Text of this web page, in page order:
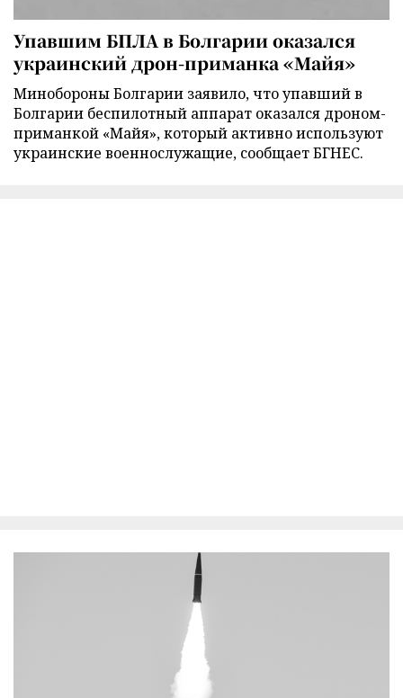
Упавшим БПЛА в Болгарии оказался
украинский дрон-приманка «Майя»
Минобороны Болгарии заявило, что упавший в
Болгарии беспилотный аппарат оказался дроном-
приманкой «Майя», который активно используют
украинские военнослужащие, сообщает БГНЕС.